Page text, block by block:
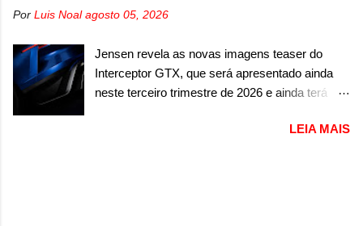
apenas sete unidades produzidas... para todo
equipado com um motor V10 Supercharger
capaz de desenvolver cerca de 800cv que
separou a performance exótica da aventura i...
apenas que o novo modelo em questão é um
foi confirmado durante a Mesa Redonda
Nacional da Indústria Automotiva, organizada
pelo Ministério dos Negócios e do Made in Italy
Cappellano, Diretor de Operações da Stellantis
Por Luis Noal agosto 05, 2026
Jensen revela as novas imagens teaser do
Interceptor GTX, que será apresentado ainda
neste terceiro trimestre de 2026 e ainda terá
International Automotive (abreviação de JIA)
LEIA MAIS